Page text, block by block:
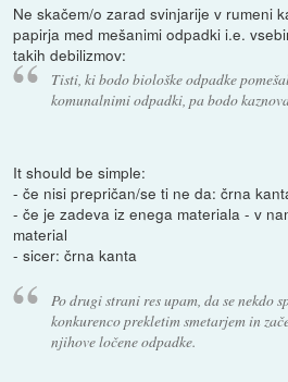
Ne skačem/o zarad svinjarije v rumeni
papirja med mešanimi odpadki i.e.
takih debilizmov:
Tisti, ki bodo biološke odpadke
komunalnimi odpadki, pa bodo
It should be simple:
- če nisi prepričan/se ti ne da: črna
- če je zadeva iz enega materiala - v
material
- sicer: črna kanta
Po drugi strani res upam, da se nekdo
konkurenco prekletim smetarjem in
njihove ločene odpadke.